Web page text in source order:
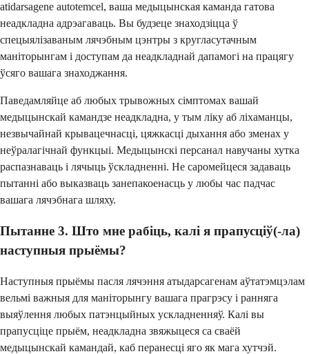
atidarsagene autotemcel, ваша медыцынская каманда гатова
неадкладна адрэагаваць. Вы будзеце знаходзіцца ў
спецыялізаваным лячэбным цэнтры з кругласутачным
маніторынгам і доступам да неадкладнай дапамогі на працягу
ўсяго вашага знаходжання.
Паведамляйце аб любых трывожных сімптомах вашай
медыцынскай камандзе неадкладна, у тым ліку аб ліхаманцы,
незвычайнай крывацечнасці, цяжкасці дыхання або зменах у
неўралагічнай функцыі. Медыцынскі персанал навучаны хутка
распазнаваць і лячыць ўскладненні. Не саромейцеся задаваць
пытанні або выказваць занепакоенасць у любы час падчас
вашага лячэбнага шляху.
Пытанне 3. Што мне рабіць, калі я прапусціў(-ла)
наступныя прыёмы?
Наступныя прыёмы пасля лячэння атыдарсагенам аўтатэмцэлам
вельмі важныя для маніторынгу вашага прагрэсу і ранняга
выяўлення любых патэнцыйных ускладненняў. Калі вы
прапусціце прыём, неадкладна звяжыцеся са сваёй
медыцынскай камандай, каб перанесці яго як мага хутчэй.